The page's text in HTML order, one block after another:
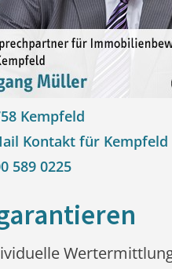
Kempfeld
Kontakt für Kempfeld
589 0225